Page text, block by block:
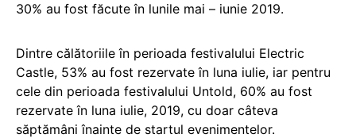
30% au fost făcute în lunile mai – iunie 2019.
Dintre călătoriile în perioada festivalului Electric
Castle, 53% au fost rezervate în luna iulie, iar pentru
cele din perioada festivalului Untold, 60% au fost
rezervate în luna iulie, 2019, cu doar câteva
săptămâni înainte de startul evenimentelor.